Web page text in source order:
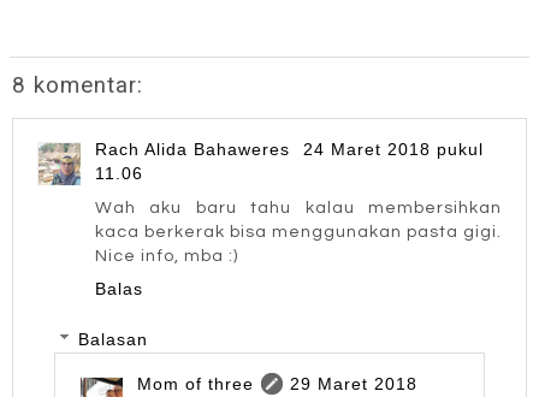
8 komentar:
Rach Alida Bahaweres
24 Maret 2018 pukul
11.06
Wah aku baru tahu kalau membersihkan
kaca berkerak bisa menggunakan pasta gigi.
Nice info, mba :)
Balas
Balasan
Mom of three
29 Maret 2018